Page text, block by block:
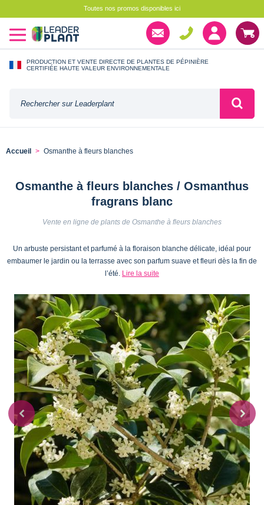
Toutes nos promos disponibles ici
PRODUCTION ET VENTE DIRECTE DE PLANTES DE PÉPINIÈRE
CERTIFIÉE HAUTE VALEUR ENVIRONNEMENTALE
Accueil Osmanthe à fleurs blanches
Osmanthe à fleurs blanches / Osmanthus
fragrans blanc
Vente en ligne de plants de Osmanthe à fleurs blanches
Un arbuste persistant et parfumé à la floraison blanche délicate, idéal pour
embaumer le jardin ou la terrasse avec son parfum suave et fleuri dès la fin de
l’été. Lire la suite